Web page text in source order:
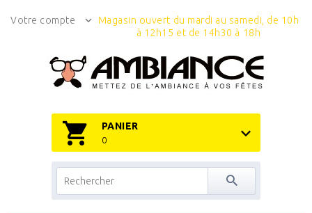
Votre compte
Magasin ouvert du mardi au samedi, de 10h
à 12h15 et de 14h30 à 18h
PANIER
0